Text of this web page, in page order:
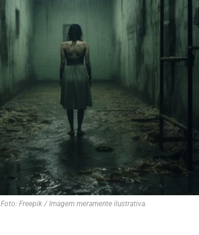
Foto: Freepik / Imagem meramente ilustrativa.